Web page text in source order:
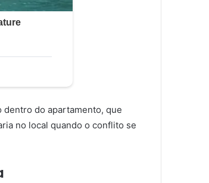
dentro do apartamento, que
no local quando o conflito se